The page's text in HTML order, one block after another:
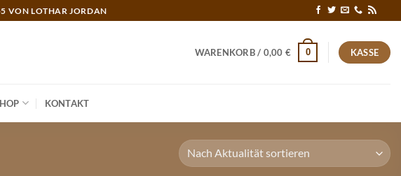
VON LOTHAR JORDAN
WARENKORB / 0,00 € 0 KASSE
KONTAKT